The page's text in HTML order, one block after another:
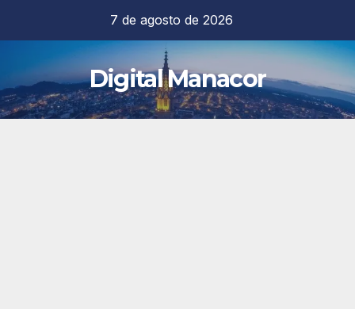
contenido
7 de agosto de 2026
Digital Manacor